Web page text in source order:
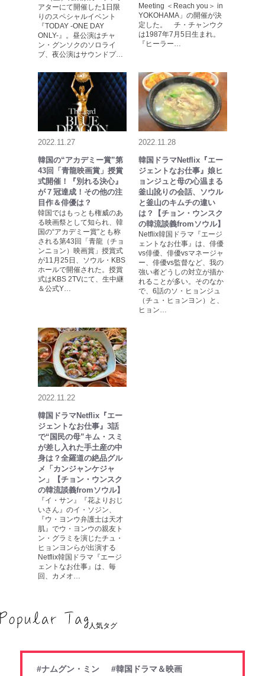
アターにて開催した1日限
りのスペシャルイベント
『TODAY -ONE DAY
ONLY-』。昼公演はチャ
ン・グンソクのソロライ
ブ、夜公演はサウンドプ…
Meeting ＜Reach you＞ in
YOKOHAMA」の開催が決
定した。 チ・チャンウク
は1987年7月5日生まれ。
『ヒーラー…
2022.11.27
韓国の“アカデミー賞”第
43回「青龍映画賞」授賞
式開催！『別れる決心』
が７冠達成！その他の注
目作＆俳優は？
韓国ではもっとも権威のあ
る映画祭として知られ、韓
国の“アカデミー賞”とも称
される第43回「青龍（チョ
ンニョン）映画賞」授賞式
が11月25日、ソウル・KBS
ホールで開催された。授賞
式はKBS 2TVにて、生中継
＆公式Y…
2022.11.28
韓国ドラマNetflix『エー
ジェントなお仕事』娘ヒ
ョンジュと母の心温まる
釜山訛りの会話、ソウル
と釜山のキムチの違い
は？【チョン・ウンスク
の韓流談義fromソウル】
Netflix韓国ドラマ『エージ
ェントなお仕事』は、俳優
vs俳優、俳優vsマネージャ
ー、俳優vs監督など、我の
強い者どうしの対立が描か
れることが多い。そのなか
で、6話のソ・ヒョンジュ
（チュ・ヒョンヨン）と、
ヒョン…
2022.11.22
韓国ドラマNetflix『エー
ジェントなお仕事』3話
で“国民の母”キム・スミ
が差し入れた手土産の中
身は？全羅道の絶品グル
メ「カンジャンケジャ
ン」【チョン・ウンスク
の韓流談義fromソウル】
『イ・サン』『花よりおじ
いさん』のイ・ソジン、
『ウ・ヨンウ弁護士は天才
肌』でウ・ヨンウの親友ト
ン・グラミを演じたチュ・
ヒョンヨンらが出演する
Netflix韓国ドラマ『エージ
ェントなお仕事』は、毎
回、カメオ…
人気タグ
#ナムグン・ミン
#韓国ドラマ＆映画